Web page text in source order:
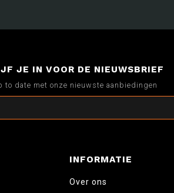
JE IN VOOR DE NIEUWSBRIEF
to date met onze nieuwste aanbiedingen
INFORMATIE
Over ons